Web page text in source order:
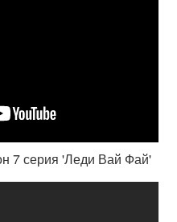
7 серия 'Леди Вай Фай'